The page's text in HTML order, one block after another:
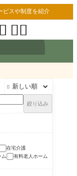
ビスや制度を紹介
 

絞り込み
在宅介護
ム
有料老人ホーム